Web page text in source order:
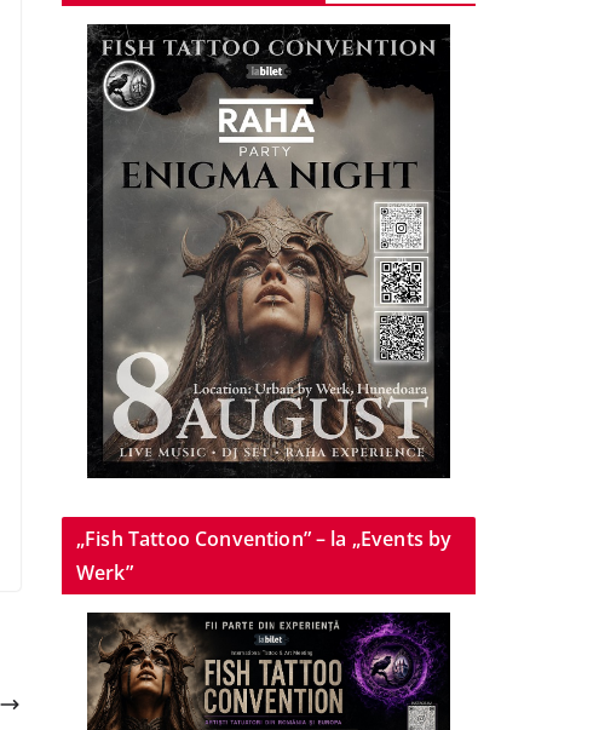
„Fish Tattoo Convention” – la „Events by
Werk”